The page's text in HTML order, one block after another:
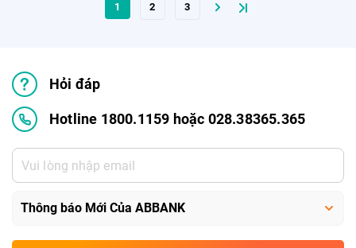
1 2 3
Hỏi đáp
Hotline 1800.1159 hoặc 028.38365.365